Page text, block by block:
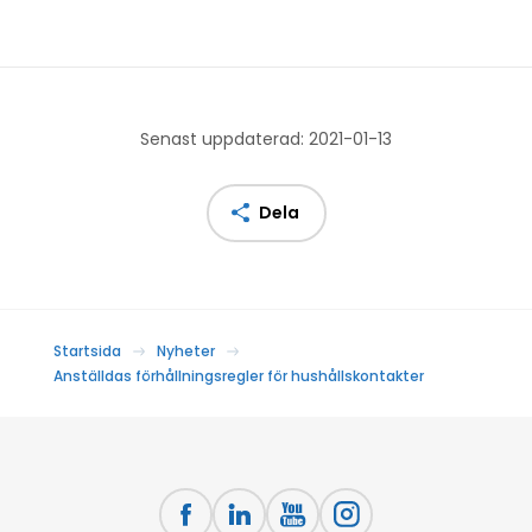
Senast uppdaterad: 2021-01-13
Dela
Startsida
Nyheter
Anställdas förhållningsregler för hushållskontakter